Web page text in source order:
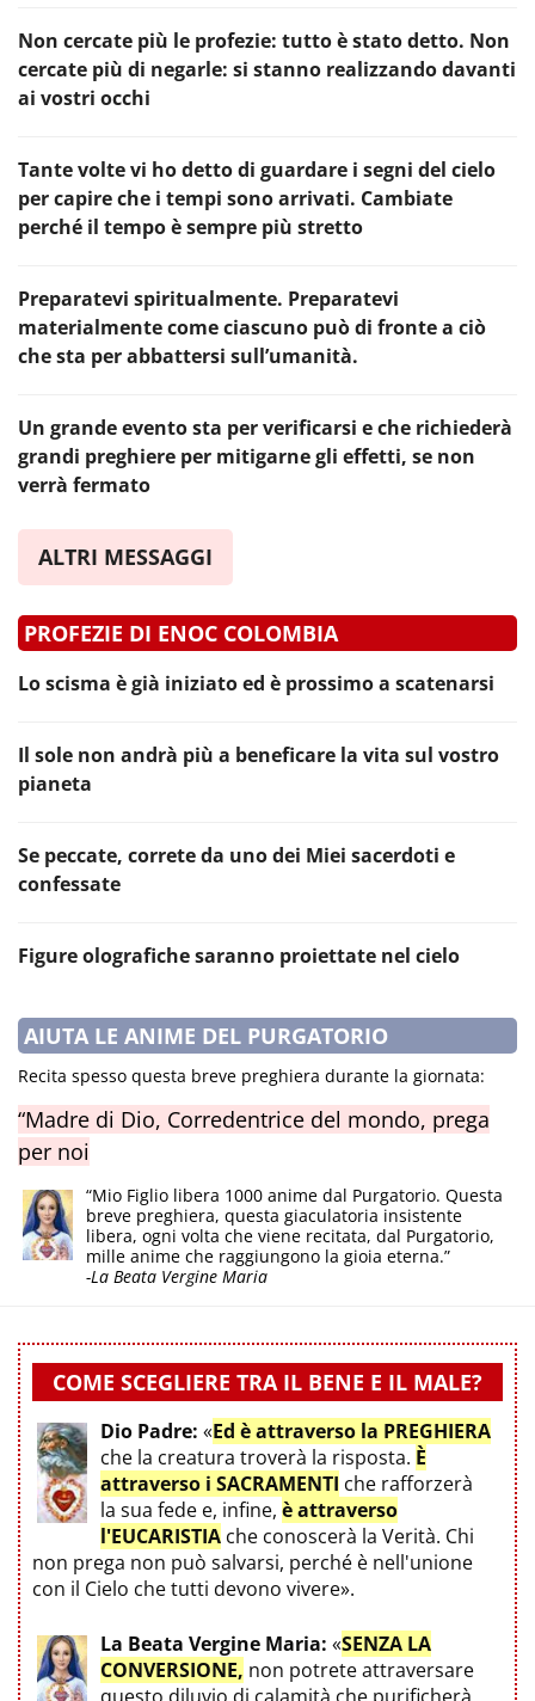
Non cercate più le profezie: tutto è stato detto. Non
cercate più di negarle: si stanno realizzando davanti
ai vostri occhi
Tante volte vi ho detto di guardare i segni del cielo
per capire che i tempi sono arrivati. Cambiate
perché il tempo è sempre più stretto
Preparatevi spiritualmente. Preparatevi
materialmente come ciascuno può di fronte a ciò
che sta per abbattersi sull’umanità.
Un grande evento sta per verificarsi e che richiederà
grandi preghiere per mitigarne gli effetti, se non
verrà fermato
ALTRI MESSAGGI
PROFEZIE DI ENOC COLOMBIA
Lo scisma è già iniziato ed è prossimo a scatenarsi
Il sole non andrà più a beneficare la vita sul vostro
pianeta
Se peccate, correte da uno dei Miei sacerdoti e
confessate
Figure olografiche saranno proiettate nel cielo
AIUTA LE ANIME DEL PURGATORIO
Recita spesso questa breve preghiera durante la giornata:
“Madre di Dio, Corredentrice del mondo, prega
per noi
“Mio Figlio libera 1000 anime dal Purgatorio. Questa
breve preghiera, questa giaculatoria insistente
libera, ogni volta che viene recitata, dal Purgatorio,
mille anime che raggiungono la gioia eterna.”
-La Beata Vergine Maria
COME SCEGLIERE TRA IL BENE E IL MALE?
Dio Padre: «Ed è attraverso la PREGHIERA
che la creatura troverà la risposta. È
attraverso i SACRAMENTI che rafforzerà
la sua fede e, infine, è attraverso
l'EUCARISTIA che conoscerà la Verità. Chi
non prega non può salvarsi, perché è nell'unione
con il Cielo che tutti devono vivere».
La Beata Vergine Maria: «SENZA LA
CONVERSIONE, non potrete attraversare